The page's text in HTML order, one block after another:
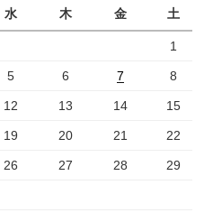
水 木 金 土
1
5 6 7 8
12 13 14 15
19 20 21 22
26 27 28 29